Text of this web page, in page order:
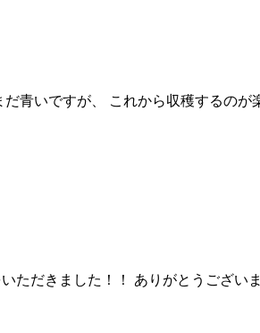
青いですが、 これから収穫するのが
ただきました！！ ありがとうござ